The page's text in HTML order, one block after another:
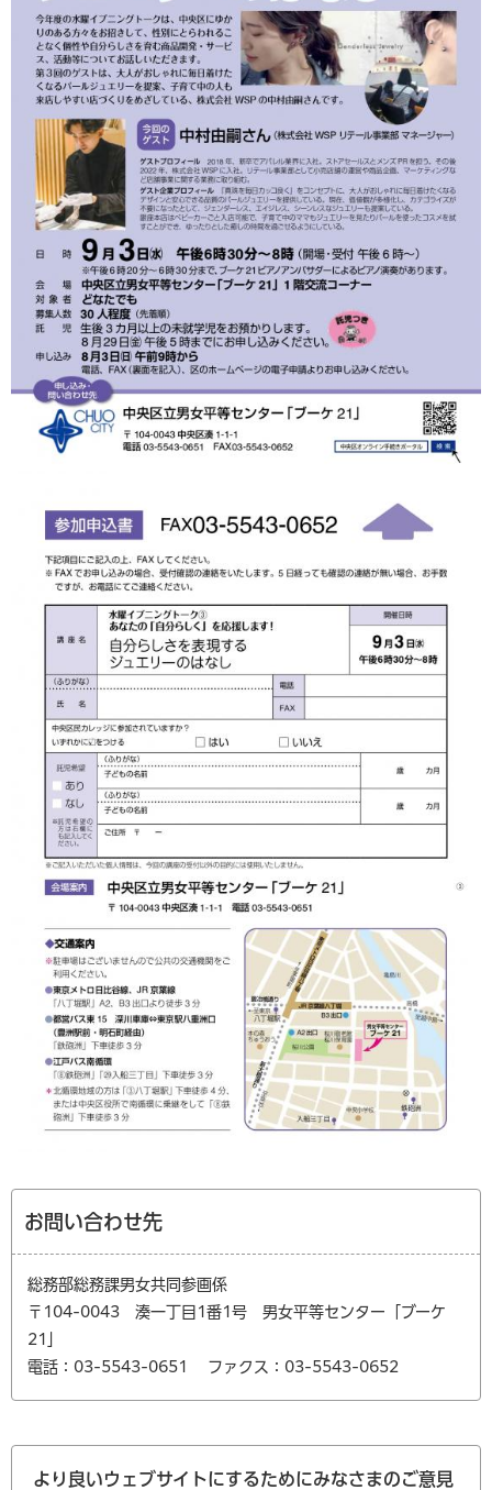
お問い合わせ先
総務部総務課男女共同参画係
〒104-0043 湊一丁目1番1号 男女平等センター「ブーケ
21」
電話：03-5543-0651
ファクス：03-5543-0652
より良いウェブサイトにするためにみなさまのご意見